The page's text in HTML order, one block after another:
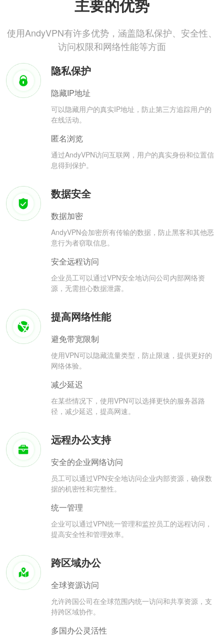
主要的优势
使用AndyVPN有许多优势，涵盖隐私保护、安全性、
访问权限和网络性能等方面
隐私保护
隐藏IP地址
可以隐藏用户的真实IP地址，防止第三方追踪用户的
在线活动。
匿名浏览
通过AndyVPN访问互联网，用户的真实身份和位置信
息得到保护。
数据安全
数据加密
AndyVPN会加密所有传输的数据，防止黑客和其他恶
意行为者窃取信息。
安全远程访问
企业员工可以通过VPN安全地访问公司内部网络资
源，无需担心数据泄露。
提高网络性能
避免带宽限制
使用VPN可以隐藏流量类型，防止限速，提供更好的
网络体验。
减少延迟
在某些情况下，使用VPN可以选择更快的服务器路
径，减少延迟，提高网速。
远程办公支持
安全的企业网络访问
员工可以通过VPN安全地访问企业内部资源，确保数
据的机密性和完整性。
统一管理
企业可以通过VPN统一管理和监控员工的远程访问，
提高安全性和管理效率。
跨区域办公
全球资源访问
允许跨国公司在全球范围内统一访问和共享资源，支
持跨区域协作。
多国办公灵活性